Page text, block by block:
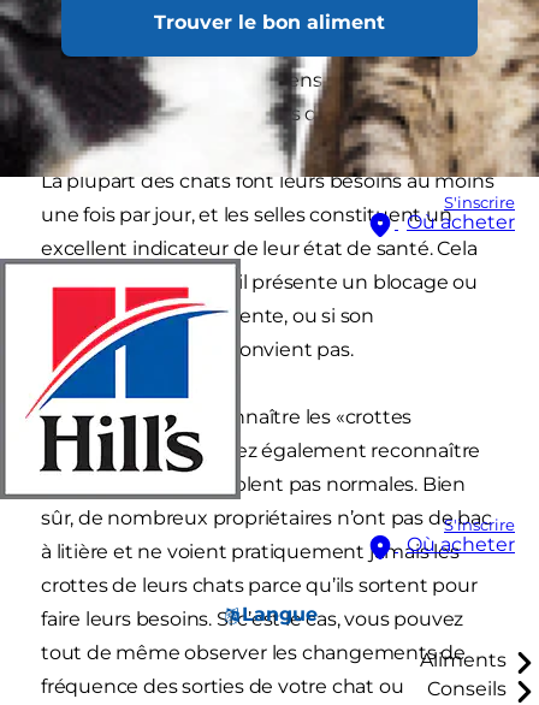
Trouver le bon aliment
S'inscrire
Où acheter
S'inscrire
Où acheter
Langue
Aliments
Conseils
nettoyer !). Toutefois, le fait de vérifier que la
couleur et la forme des crottes du chat sont
normales est l’un des moyens de repérer les
signes d’éventuels troubles de la santé.
La plupart des chats font leurs besoins au moins
une fois par jour, et les selles constituent un
excellent indicateur de leur état de santé. Cela
peut vous indiquer s’il présente un blocage ou
une maladie sous-jacente, ou si son
alimentation
ne lui convient pas.
En apprenant à reconnaître les «crottes
normales», vous saurez également reconnaître
les selles qui ne semblent pas normales. Bien
sûr, de nombreux propriétaires n’ont pas de bac
à litière et ne voient pratiquement jamais les
crottes de leurs chats parce qu’ils sortent pour
faire leurs besoins. Si c’est le cas, vous pouvez
tout de même observer les changements de
fréquence des sorties de votre chat ou